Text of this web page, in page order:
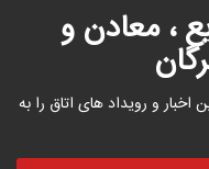
، معادن و
اخبار و رویداد های اتاق را به